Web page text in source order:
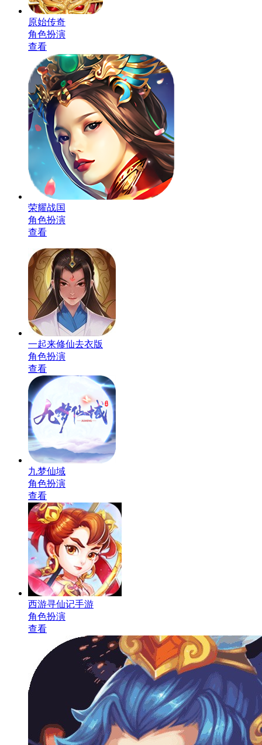
原始传奇
角色扮演
查看
荣耀战国
角色扮演
查看
一起来修仙去衣版
角色扮演
查看
九梦仙域
角色扮演
查看
西游寻仙记手游
角色扮演
查看